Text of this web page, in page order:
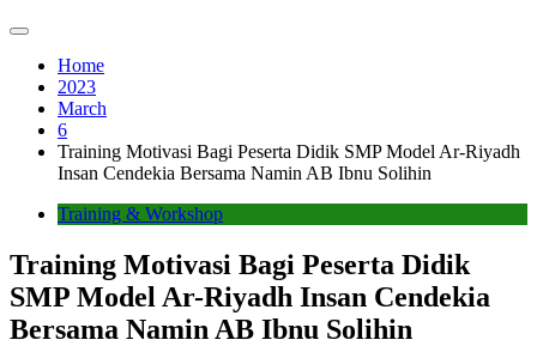
Home
2023
March
6
Training Motivasi Bagi Peserta Didik SMP Model Ar-Riyadh
Insan Cendekia Bersama Namin AB Ibnu Solihin
Training & Workshop
Training Motivasi Bagi Peserta Didik
SMP Model Ar-Riyadh Insan Cendekia
Bersama Namin AB Ibnu Solihin